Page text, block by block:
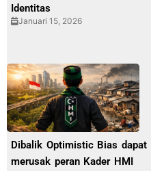
Identitas
Januari 15, 2026
Dibalik Optimistic Bias dapat
merusak peran Kader HMI